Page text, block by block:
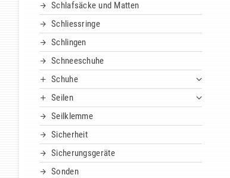
Schlafsäcke und Matten
Schliessringe
Schlingen
Schneeschuhe
Schuhe
Seilen
Seilklemme
Sicherheit
Sicherungsgeräte
Sonden